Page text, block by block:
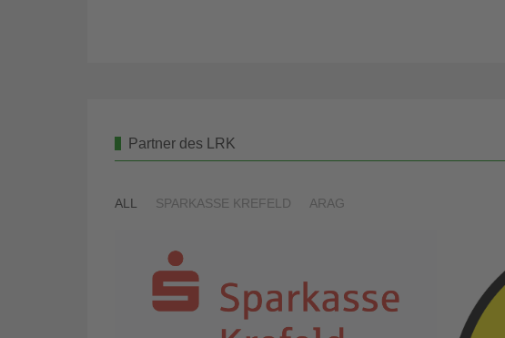
Partner des LRK
ALL SPARKASSE KREFELD ARAG